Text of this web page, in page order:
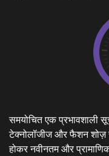
समयोचित एक प्रभावशाली
टेक्नोलॉजीज और फैशन शोज़
होकर नवीनतम और